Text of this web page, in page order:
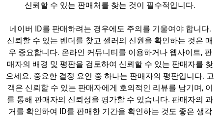
신뢰할 수 있는 판매처를 찾는 것이 필수적입니다.
네이버 ID를 판매하려는 경우에도 주의를 기울여야 합니다.
신뢰할 수 있는 벤더를 찾고 셀러의 신원을 확인하는 것은 매
우 중요합니다. 온라인 커뮤니티를 이용하거나 웹사이트, 판
매자의 배경 및 평판을 검토하여 신뢰할 수 있는 판매자를 찾
으세요. 중요한 결정 요인 중 하나는 판매자의 평판입니다. 고
객은 신뢰할 수 있는 판매자에게 호의적인 리뷰를 남기며, 이
를 통해 판매자의 신뢰성을 평가할 수 있습니다. 판매자의 과
거를 확인하여 ID를 판매한 기간을 확인하는 것도 좋은 생각